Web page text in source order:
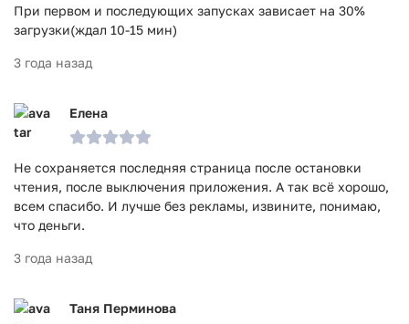
При первом и последующих запусках зависает на 30%
загрузки(ждал 10-15 мин)
3 года назад
Елена
Не сохраняется последняя страница после остановки
чтения, после выключения приложения. А так всё хорошо,
всем спасибо. И лучше без рекламы, извините, понимаю,
что деньги.
3 года назад
Таня Перминова